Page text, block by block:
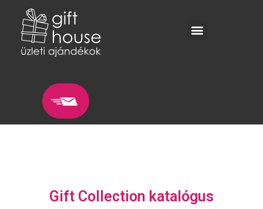
Gift Collection katalógus